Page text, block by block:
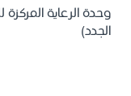
وحدة الرعاية المركزة
الجدد)